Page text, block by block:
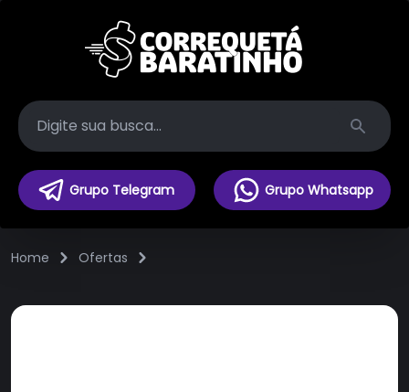
Search
Grupo Telegram Grupo Whatsapp
Home Ofertas